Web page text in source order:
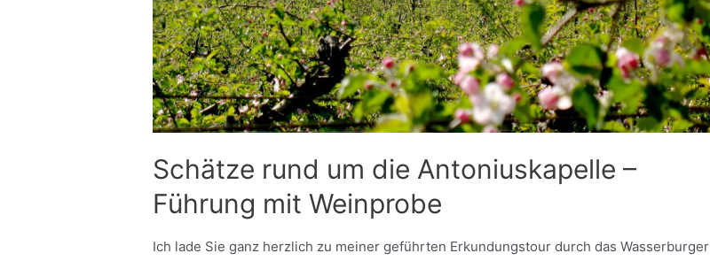
Schätze rund um die Antoniuskapelle –
Führung mit Weinprobe
Ich lade Sie ganz herzlich zu meiner geführten Erkundungstour durch das Wasserburger